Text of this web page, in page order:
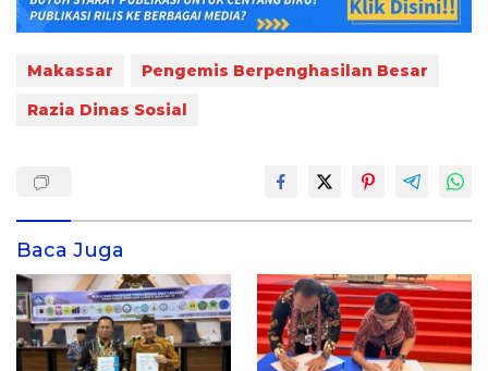
Makassar
Pengemis Berpenghasilan Besar
Razia Dinas Sosial
Baca Juga